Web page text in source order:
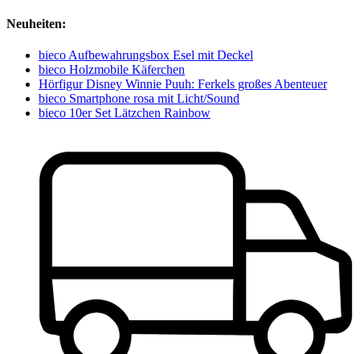
Neuheiten:
bieco Aufbewahrungsbox Esel mit Deckel
bieco Holzmobile Käferchen
Hörfigur Disney Winnie Puuh: Ferkels großes Abenteuer
bieco Smartphone rosa mit Licht/Sound
bieco 10er Set Lätzchen Rainbow